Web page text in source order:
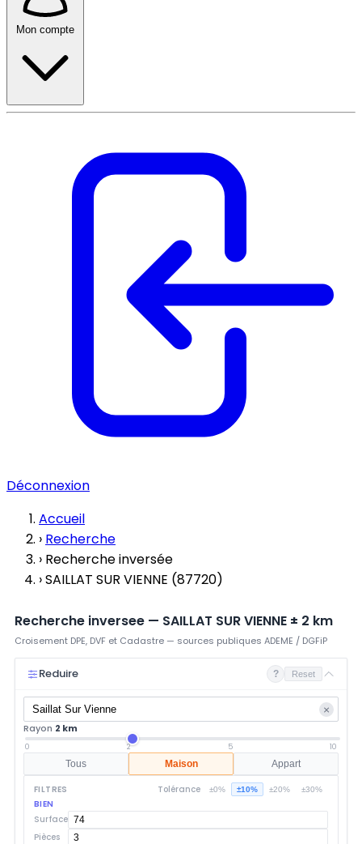
Mon compte
Déconnexion
Accueil
› Recherche
› Recherche inversée
›SAILLAT SUR VIENNE (87720)
Recherche inversee — SAILLAT SUR VIENNE ± 2 km
Croisement DPE, DVF et Cadastre — sources publiques ADEME / DGFiP
Reduire ? Reset
×
Rayon 2 km
0 2 5 10
Tous Maison Appart
FILTRES Tolérance ±0% ±10% ±20% ±30%
BIEN
Surface
Pièces